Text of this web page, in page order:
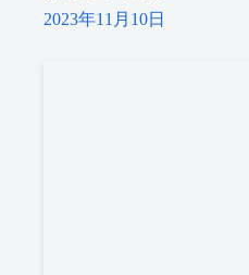
2023年11月10日